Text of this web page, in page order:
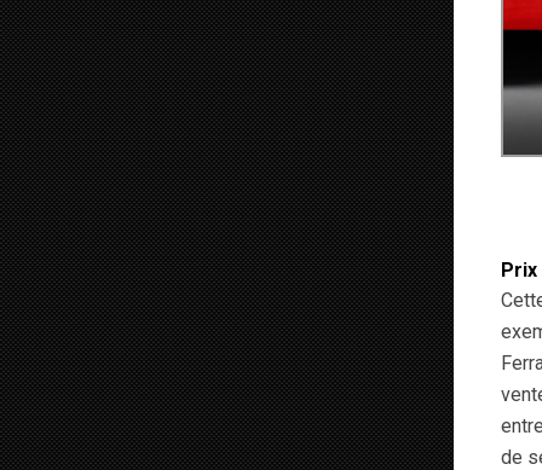
de